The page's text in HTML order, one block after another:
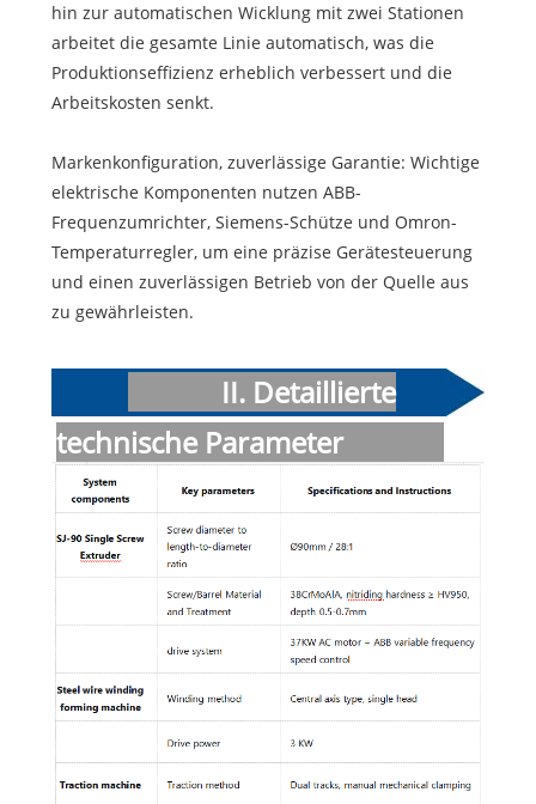
hin zur automatischen Wicklung mit zwei Stationen
arbeitet die gesamte Linie automatisch, was die
Produktionseffizienz erheblich verbessert und die
Arbeitskosten senkt.
Markenkonfiguration, zuverlässige Garantie: Wichtige
elektrische Komponenten nutzen ABB-
Frequenzumrichter, Siemens-Schütze und Omron-
Temperaturregler, um eine präzise Gerätesteuerung
und einen zuverlässigen Betrieb von der Quelle aus
zu gewährleisten.
II. Detaillierte
technische Parameter